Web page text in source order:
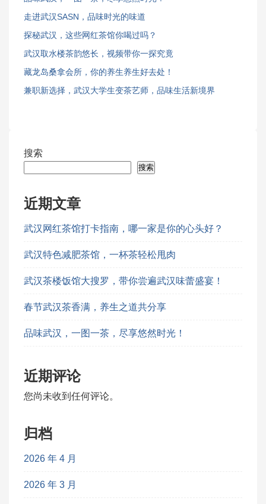
走进武汉SASN，品味时光的味道
探秘武汉，这些网红茶馆你喝过吗？
武汉取水楼茶韵悠长，视频带你一探究竟
藏龙岛桑拿会所，你的养生养生好去处！
兼职新选择，武汉大学生变茶艺师，品味生活新境界
搜索
搜索
近期文章
武汉网红茶馆打卡指南，哪一家是你的心头好？
武汉特色减肥茶馆，一杯茶轻松甩肉
武汉茶楼饭馆大搜罗，带你尝遍武汉味蕾盛宴！
春节武汉茶香满，养生之道共分享
品味武汉，一图一茶，尽享悠然时光！
近期评论
您尚未收到任何评论。
归档
2026 年 4 月
2026 年 3 月